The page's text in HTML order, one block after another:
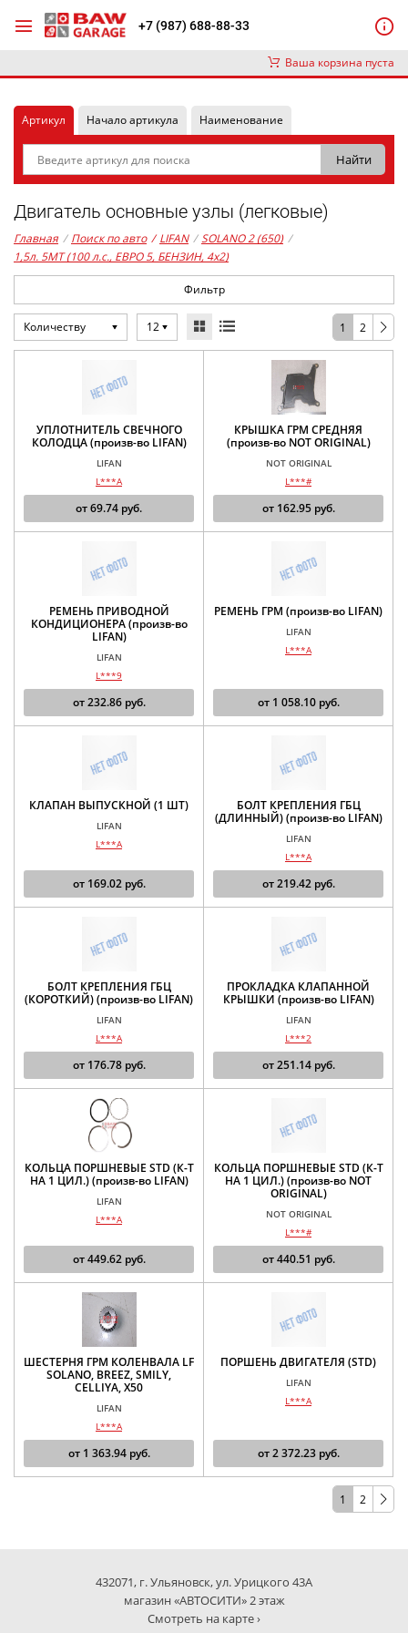
+7 (987) 688-88-33
Ваша корзина пуста
Артикул Начало артикула Наименование
Двигатель основные узлы (легковые)
Главная / Поиск по авто / LIFAN / SOLANO 2 (650) /
1,5л. 5MT (100 л.с., ЕВРО 5, БЕНЗИН, 4x2)
Фильтр
Количеству 12 1 2
УПЛОТНИТЕЛЬ СВЕЧНОГО
КОЛОДЦА (произв-во LIFAN)
LIFAN
L***A
от69.74 руб.
КРЫШКА ГРМ СРЕДНЯЯ
(произв-во NOT ORIGINAL)
NOT ORIGINAL
L***#
от 162.95руб.
РЕМЕНЬ ПРИВОДНОЙ
КОНДИЦИОНЕРА (произв-во
LIFAN)
LIFAN
L***9
от232.86руб.
РЕМЕНЬ ГРМ (произв-во LIFAN)
LIFAN
L***A
от 1 058.10руб.
КЛАПАН ВЫПУСКНОЙ (1 ШТ)
LIFAN
L***A
от 169.02руб.
БОЛТ КРЕПЛЕНИЯ ГБЦ
(ДЛИННЫЙ) (произв-во LIFAN)
LIFAN
L***A
от219.42руб.
БОЛТ КРЕПЛЕНИЯ ГБЦ
(КОРОТКИЙ) (произв-во LIFAN)
LIFAN
L***A
от 176.78руб.
ПРОКЛАДКА КЛАПАННОЙ
КРЫШКИ (произв-во LIFAN)
LIFAN
L***2
от251.14руб.
КОЛЬЦА ПОРШНЕВЫЕ STD (К-Т
НА 1 ЦИЛ.) (произв-во LIFAN)
LIFAN
L***A
от449.62руб.
КОЛЬЦА ПОРШНЕВЫЕ STD (К-Т
НА 1 ЦИЛ.) (произв-во NOT
ORIGINAL)
NOT ORIGINAL
L***#
от440.51 руб.
ШЕСТЕРНЯ ГРМ КОЛЕНВАЛА LF
SOLANO, BREEZ, SMILY,
CELLIYA, X50
LIFAN
L***A
от 1 363.94руб.
ПОРШЕНЬ ДВИГАТЕЛЯ (STD)
LIFAN
L***A
от2 372.23руб.
1 2
432071, г. Ульяновск, ул. Урицкого 43А
магазин «АВТОСИТИ» 2 этаж
Смотреть на карте ›